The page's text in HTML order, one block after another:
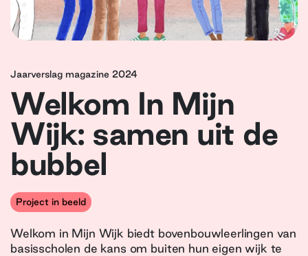
Jaarverslag magazine 2024
Welkom In Mijn
Wijk: samen uit de
bubbel
Project in beeld
Welkom in Mijn Wijk biedt bovenbouwleerlingen van
basisscholen de kans om buiten hun eigen wijk te